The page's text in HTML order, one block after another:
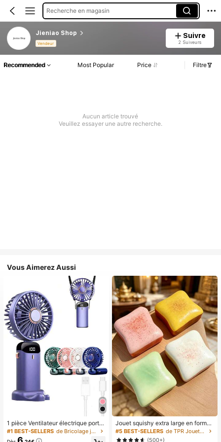
Recherche en magasin
Jieniao Shop
Vendeur
Suivre
2 Suiveurs
Recommended Most Popular Price Filtre
Aucun article trouvé
Veuillez essayer une autre recherche.
Vous Aimerez Aussi
1 pièce Ventilateur électrique porta
ble mini, ventilateur portable rechar
geable USB, ventilateur de cou, ve
#1 BEST-SELLERS de Bricolage joyeux dans la cuisine Ustensiles et
Jouet squishy extra large en forme
de toast, jouet anti-stress super do
ux en beurre de toast, disponible en
#5 BEST-SELLERS
de TPR Jouets amusants et fantaisie pour adolescen
(500+)